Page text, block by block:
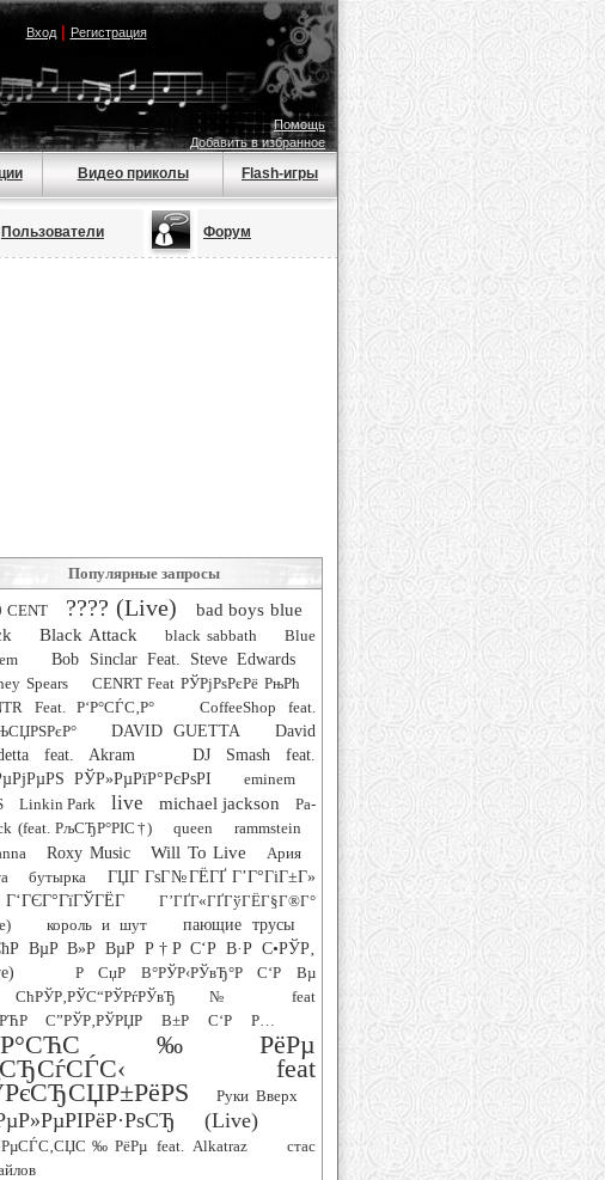
Вход| Регистрация
Помощь
Добавить в избранное
Видео приколы Flash-игры
Пользователи Форум
Популярные запросы
CENT ???? (Live)
bad boys blue
Black Attack black sabbath
Blue
Bob Sinclar Feat. Steve Edwards
Spears
CENRT Feat РЎРјРѕРєРё РњРћ
Feat. Р‘Р°СЃС‚Р°
CoffeeShop feat.
DAVID GUETTA
David
feat. Akram
DJ Smash feat.
РЎР»РµРїР°РєРѕРІ
eminem
Linkin Park live michael jackson
Pa-
(feat. РљСЂР°РІС†)
queen
rammstein
Roxy Music Will To Live
Ария
бутырка
ГЏГ ГѕГ№ГЁГҐ Г’Г°ГіГ±Г»
Г‘ГЄГ°ГїГЎГЁГ­
Г’ГҐГ«ГҐГўГЁГ§Г®Г°
король и шут
пающие трусы
ВµР В»Р ВµР Р†Р С‘Р В·Р С•РЎР‚
Р СџР В°РЎР‹РЎвЂ°Р С‘Р Вµ
feat
С”РЎР‚РЎРЏР В±Р С‘Р Р…
feat
Руки Вверх
(Live)
feat. Alkatraz
стас